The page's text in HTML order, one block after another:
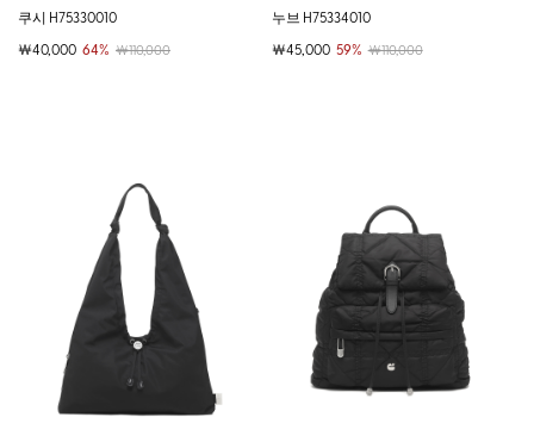
쿠시 H75330010
￦40,000 64% ￦110,000
누브 H75334010
￦45,000 59% ￦110,000